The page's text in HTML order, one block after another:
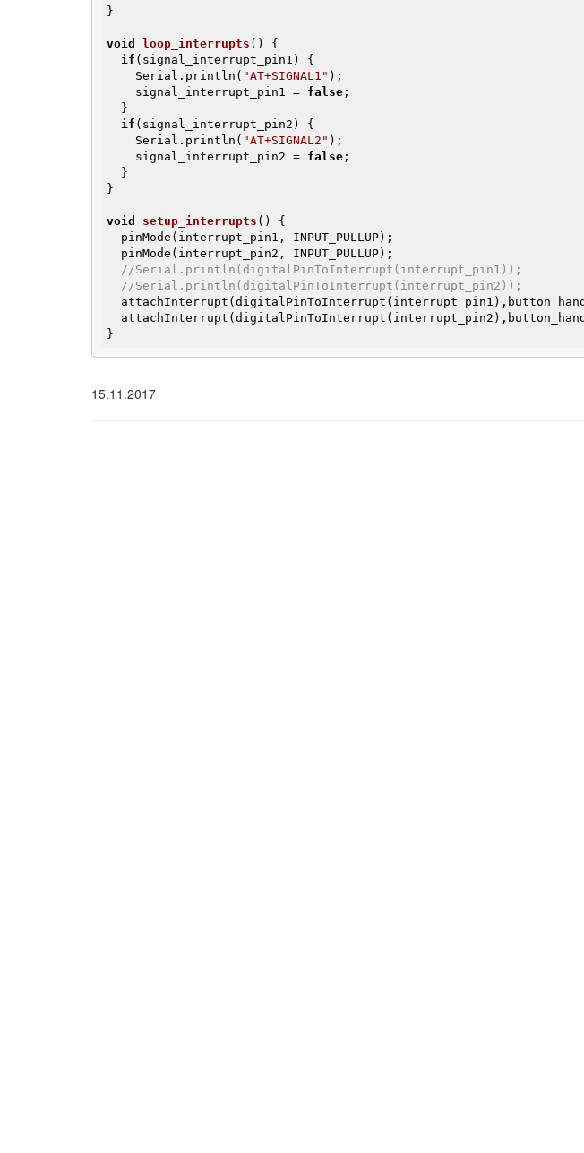
}
void loop_interrupts ()
{
if (signal_interrupt_pin1) {
    Serial.println(
"AT+SIGNAL1" );
    signal_interrupt_pin1 =
false ;
if (signal_interrupt_pin2) {
    Serial.println(
"AT+SIGNAL2" );
    signal_interrupt_pin2 =
false ;
}
void setup_interrupts ()
{
//Serial.println(digitalPinToInterrupt(interrupt_pin1));
//Serial.println(digitalPinToInterrupt(interrupt_pin2));
}
15.11.2017